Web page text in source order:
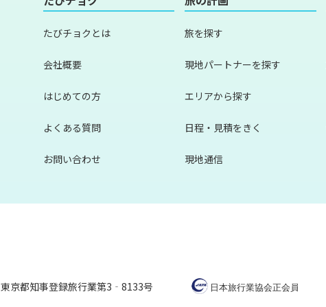
たびチョクとは
会社概要
はじめての方
よくある質問
お問い合わせ
旅を探す
現地パートナーを探す
エリアから探す
日程・見積をきく
現地通信
東京都知事登録旅行業第3‐8133号